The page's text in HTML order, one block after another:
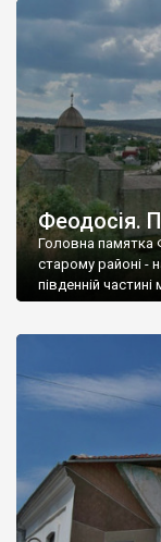
Феодосія.
Головна памятка
старому районі -
південній частині